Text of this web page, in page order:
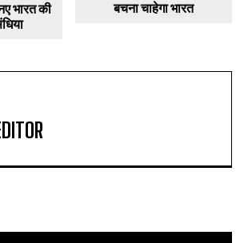
भारत की
बचना चाहेगा भारत